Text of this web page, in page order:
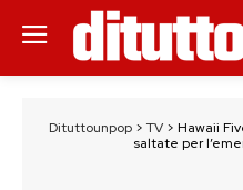
Dituttounpop > TV > Hawaii
saltate per